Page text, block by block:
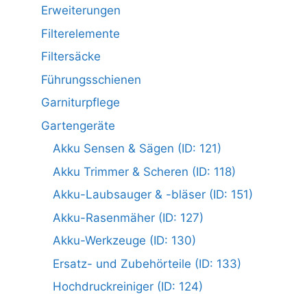
Erweiterungen
Filterelemente
Filtersäcke
Führungsschienen
Garniturpflege
Gartengeräte
Akku Sensen & Sägen (ID: 121)
Akku Trimmer & Scheren (ID: 118)
Akku-Laubsauger & -bläser (ID: 151)
Akku-Rasenmäher (ID: 127)
Akku-Werkzeuge (ID: 130)
Ersatz- und Zubehörteile (ID: 133)
Hochdruckreiniger (ID: 124)